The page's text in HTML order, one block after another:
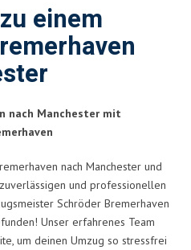
einem
nach Manchester mit
nach Manchester und
und professionellen
Schröder Bremerhaven
Unser erfahrenes Team
um deinen Umzug so stressfrei